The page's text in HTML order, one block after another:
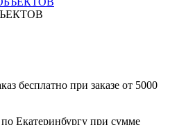
бесплатно при заказе от 5000
Екатеринбургу при сумме